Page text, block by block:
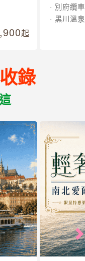
起
別府纜車
黑川溫泉
錄